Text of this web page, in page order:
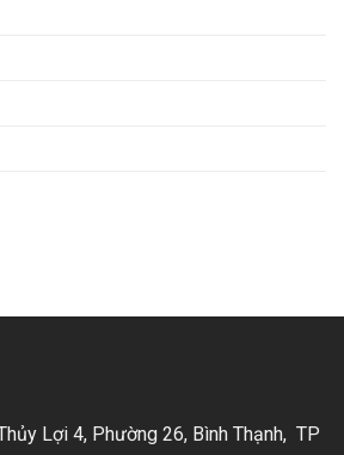
Lợi 4, Phường 26, Bình Thạnh, TP